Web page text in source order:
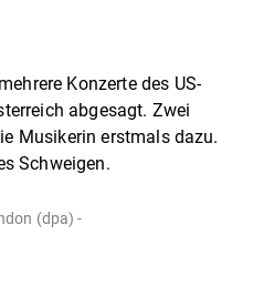
Konzerte des US-
abgesagt. Zwei
Musikerin erstmals dazu.
Schweigen.
(dpa) -